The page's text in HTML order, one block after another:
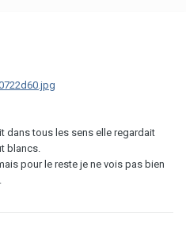
dans tous les sens elle regardait
blancs.
pour le reste je ne vois pas bien